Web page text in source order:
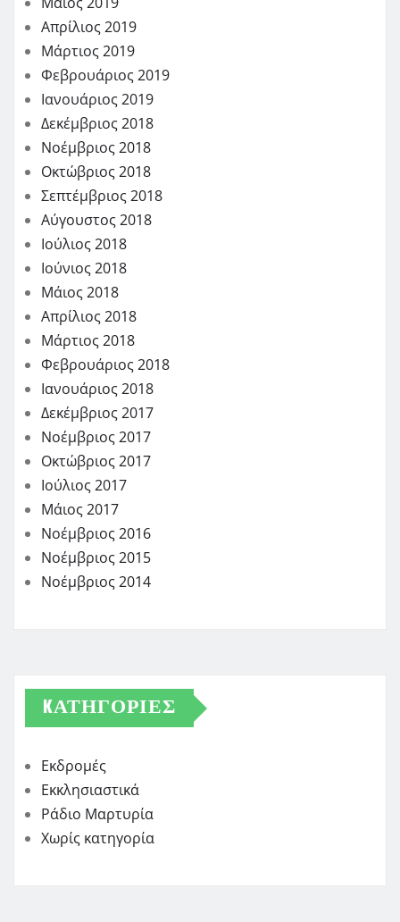
Απρίλιος 2019
Μάρτιος 2019
Φεβρουάριος 2019
Ιανουάριος 2019
Δεκέμβριος 2018
Νοέμβριος 2018
Οκτώβριος 2018
Σεπτέμβριος 2018
Αύγουστος 2018
Ιούλιος 2018
Ιούνιος 2018
Μάιος 2018
Απρίλιος 2018
Μάρτιος 2018
Φεβρουάριος 2018
Ιανουάριος 2018
Δεκέμβριος 2017
Νοέμβριος 2017
Οκτώβριος 2017
Ιούλιος 2017
Μάιος 2017
Νοέμβριος 2016
Νοέμβριος 2015
Νοέμβριος 2014
KΑΤΗΓΟΡΊΕΣ
Εκδρομές
Εκκλησιαστικά
Ράδιο Μαρτυρία
Χωρίς κατηγορία